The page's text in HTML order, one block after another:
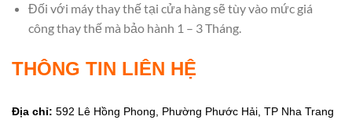
Đối với máy thay thế tại cửa hàng sẽ tùy vào mức giá
công thay thế mà bảo hành 1 – 3 Tháng.
THÔNG TIN LIÊN HỆ
Địa chỉ: 592 Lê Hồng Phong, Phường Phước Hải, TP Nha Trang